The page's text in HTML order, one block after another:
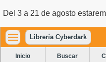
Del 3 a 21 de agosto
Librería Cyberdark
Inicio Buscar